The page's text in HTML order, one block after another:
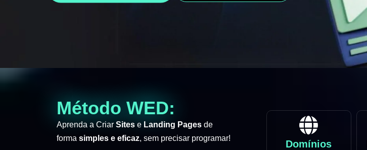
Método WED:
Aprenda a Criar Sites e Landing Pages de
forma simples e eficaz, sem precisar programar!
Domínios